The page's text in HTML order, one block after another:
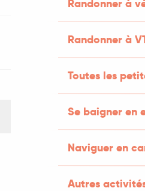
Randonner à
Randonner à
Toutes les
Se baigner en
Naviguer en
Autres